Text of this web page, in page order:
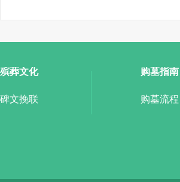
殡葬文化
碑文挽联
购墓指南
购墓流程